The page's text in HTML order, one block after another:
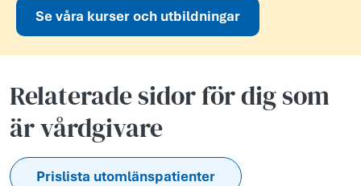
Se våra kurser och utbildningar
Relaterade sidor för dig som
är vårdgivare
Prislista utomlänspatienter